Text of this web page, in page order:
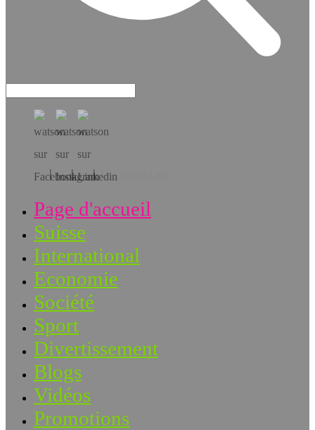
Téléchargez l’app!
Page d'accueil
Suisse
International
Economie
Société
Sport
Divertissement
Blogs
Vidéos
Promotions